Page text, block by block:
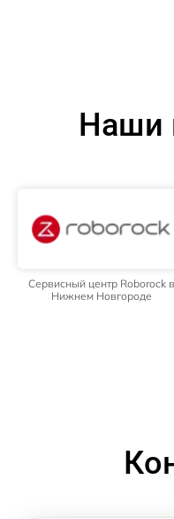
Наши
Сервисный центр Roborock в
Нижнем Новгороде